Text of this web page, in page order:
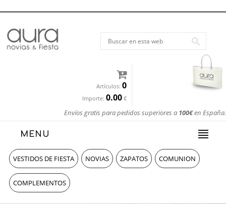
Artículos: 0
Importe: 0.00 €
Envíos gratis para pedidos superiores a 100€en España.
MENU
VESTIDOS DE FIESTA NOVIAS ZAPATOS COMUNION
COMPLEMENTOS